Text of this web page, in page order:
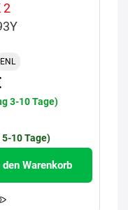
2
ENL
3-10 Tage)
10 Tage)
den Warenkorb